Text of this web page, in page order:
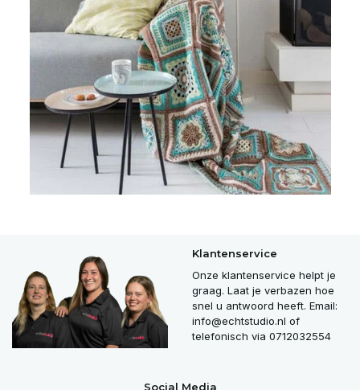
Klantenservice
Onze klantenservice helpt je
graag. Laat je verbazen hoe
snel u antwoord heeft. Email:
info@echtstudio.nl of
telefonisch via 0712032554
Social Media